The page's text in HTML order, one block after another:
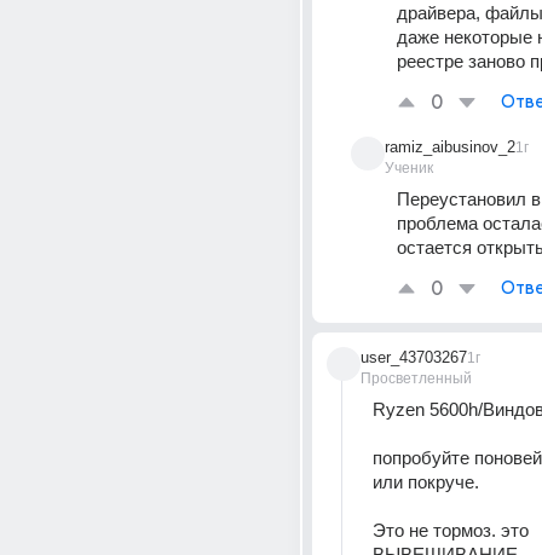
драйвера,
даже некоторые
реестре заново
0
ramiz_aibusinov_2
Ученик
1г
Переустановил
проблема
остается
0
user_43703267
Просветленный
1г
Ryzen 5600h/
попробуйте
или покруче.
Это не тормоз. это